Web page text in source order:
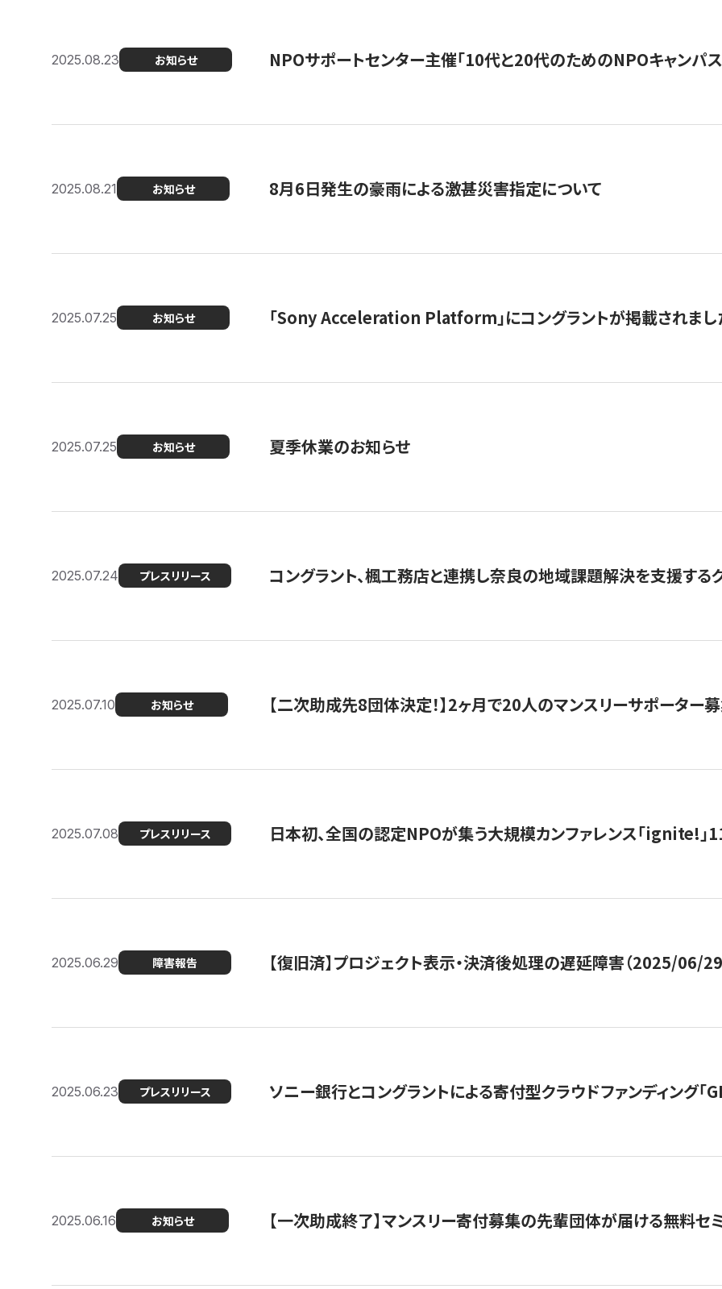
2025.08.23 お知らせ NPOサポートセンター主催「10代と20代のためのNPOキャンパ
2025.08.21 お知らせ 8月6日発生の豪雨による激甚災害指定について
2025.07.25 お知らせ 「Sony Acceleration Platform」にコングラントが掲載されまし
2025.07.25 お知らせ 夏季休業のお知らせ
2025.07.24 プレスリリース コングラント、楓工務店と連携し奈良の地域課題解決を支援する
2025.07.10 お知らせ 【二次助成先8団体決定！】2ヶ月で20人のマンスリーサポーター
2025.07.08 プレスリリース 日本初、全国の認定NPOが集う大規模カンファレンス「ignite!」
2025.06.29 障害報告 【復旧済】プロジェクト表示・決済後処理の遅延障害（2025/06/29
2025.06.23 プレスリリース ソニー銀行とコングラントによる寄付型クラウドファンディング
2025.06.16 お知らせ 【一次助成終了】マンスリー寄付募集の先輩団体が届ける無料セ